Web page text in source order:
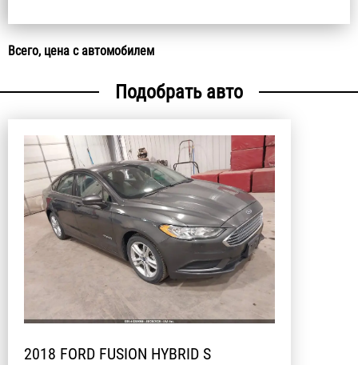
Всего, цена с автомобилем
Подобрать авто
2018 FORD FUSION HYBRID S